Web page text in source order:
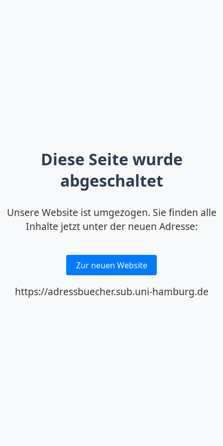
Diese Seite wurde
abgeschaltet
Unsere Website ist umgezogen. Sie finden alle
Inhalte jetzt unter der neuen Adresse:
Zur neuen Website
https://adressbuecher.sub.uni-hamburg.de